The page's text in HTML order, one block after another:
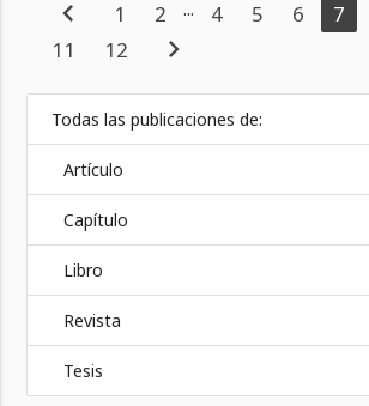
chevron_left 1 2 ... 4 5 6 7
11
12 chevron_right
Todas las publicaciones de:
Artículo
Capítulo
Libro
Revista
Tesis